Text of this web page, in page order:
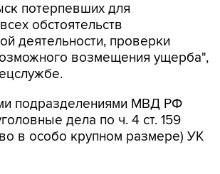
потерпевших для
обстоятельств
деятельности, проверки
возмещения ущерба",
подразделениями МВД РФ
дела по ч. 4 ст. 159
в особо крупном размере) УК